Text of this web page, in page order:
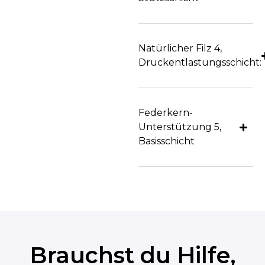
Natürlicher Filz 4,
Druckentlastungsschicht:
Federkern-
Unterstützung 5,
Basisschicht
Brauchst du Hilfe,